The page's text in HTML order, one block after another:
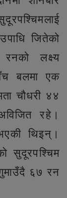
जितेको
लक्ष्य
बलमा एक
चौधरी ४४
रहे।
थिइन्।
सुदूरपश्चिम
६७ रन